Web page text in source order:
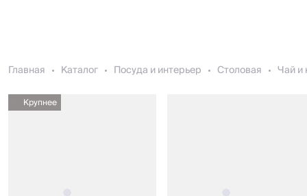
Главная Каталог Посуда и интерьер Столовая Чай и
Крупнее